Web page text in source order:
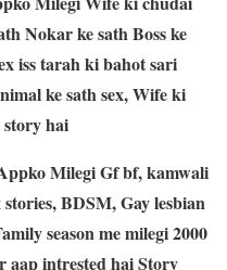
Nokar ke sath Boss ke
iss tarah ki bahot sari
ke sath sex, Wife ki
story hai
Milegi Gf bf, kamwali
BDSM, Gay lesbian
season me milegi 2000
aap intrested hai Story